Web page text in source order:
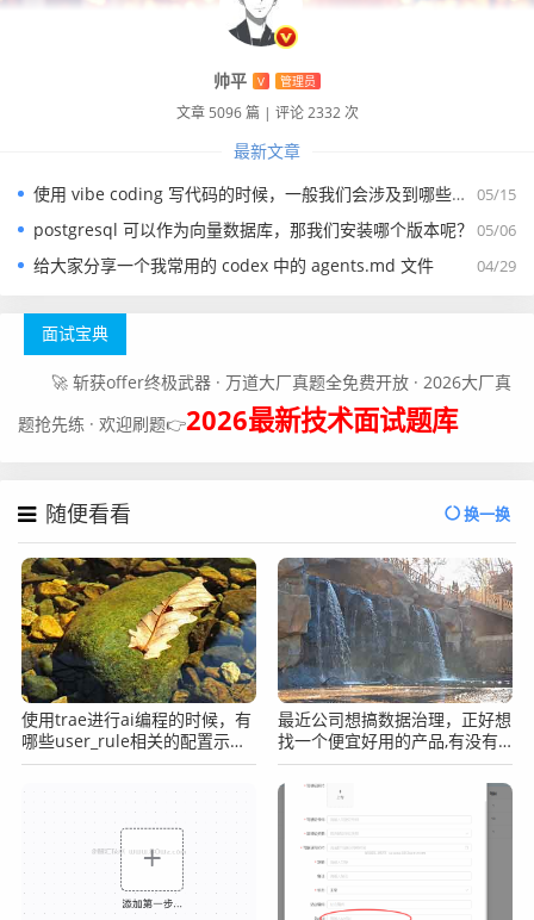
帅平 V 管理员
文章 5096 篇 | 评论 2332 次
最新文章
05/15
使用 vibe coding 写代码的时候，一般我们会涉及到哪些提示词？
05/06
postgresql 可以作为向量数据库，那我们安装哪个版本呢？
04/29
给大家分享一个我常用的 codex 中的 agents.md 文件
面试宝典
🚀 斩获offer终极武器 · 万道大厂真题全免费开放 · 2026大厂真
题抢先练 · 欢迎刷题👉2026最新技术面试题库
随便看看 换一换
使用trae进行ai编程的时候，有
哪些user_rule相关的配置示例
可以提供下，参考下吗？
最近公司想搞数据治理，正好想
找一个便宜好用的产品,有没有
推荐啊？